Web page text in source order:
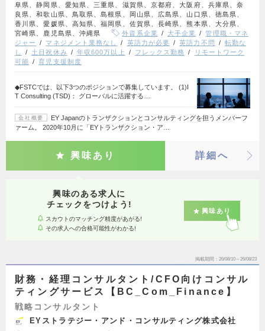
阜県、静岡県、愛知県、三重県、滋賀県、京都府、大阪府、兵庫県、奈
良県、和歌山県、鳥取県、島根県、岡山県、広島県、山口県、徳島県、
香川県、愛媛県、高知県、福岡県、佐賀県、長崎県、熊本県、大分県、
宮崎県、鹿児島県、沖縄県
外資系企業 大手企業
管理職・マネ
ジャー
マネジメント業務なし 英語力が必要 英語力不問
転勤な
し
土日祝休み 年収600万以上 フレックス勤務
リモートワーク
可能
育児支援制度
◆FSTCでは、以下3つのポジションで募集しています。 (1)I
T Consulting (TSD)： グローバルに活躍する…
会社概要
EY Japanのトランザクションとコンサルティングを担うメンバーフ
ァーム。 2020年10月に「EYトランザクション・ア…
興味あり 詳細へ
興味のある求人に
チェックをつけよう!
スカウトのマッチング精度があがる!
その求人への合格可能性がわかる!
興味あり
掲載期間 26/08/10～26/08/23
財務・経理コンサルタント/CFO向けコンサル
ティングサービス【BC_Com_Finance】
戦略コンサルタント
EYストラテジー・アンド・コンサルティング株式会社